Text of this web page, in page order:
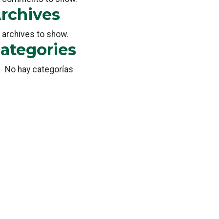
archives to show.
No hay categorías